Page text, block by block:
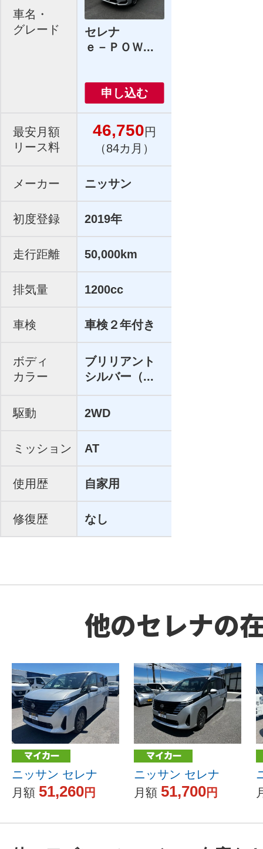
車名・
グレード
セレナ
ｅ－ＰＯＷ...
申し込む
最安月額
リース料
46,750円
（84カ月）
メーカー ニッサン
初度登録 2019年
走行距離 50,000km
排気量 1200cc
車検 車検２年付き
ボディ
カラー
ブリリアント
シルバー（...
駆動 2WD
ミッション AT
使用歴 自家用
修復歴 なし
他のセレナの
ニッサン セレナ
月額 51,260円
ニッサン セレナ
月額 51,700円